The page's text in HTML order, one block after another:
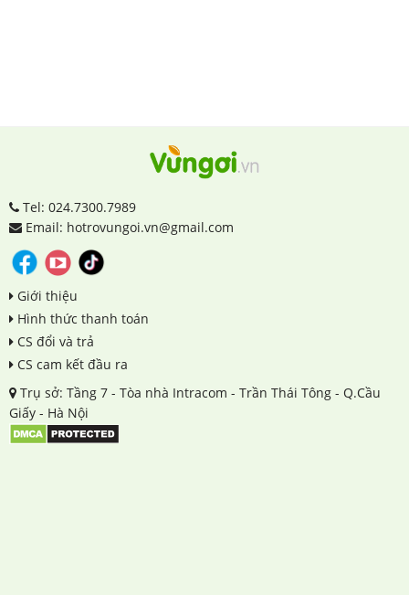
Tel: 024.7300.7989
Email: hotrovungoi.vn@gmail.com
Giới thiệu
Hình thức thanh toán
CS đổi và trả
CS cam kết đầu ra
Trụ sở: Tầng 7 - Tòa nhà Intracom - Trần Thái Tông - Q.Cầu
Giấy - Hà Nội